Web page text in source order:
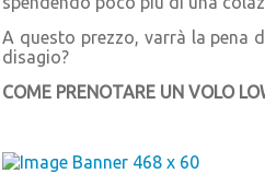
A questo prezzo, varrà la pena
disagio?
COME PRENOTARE UN VOLO